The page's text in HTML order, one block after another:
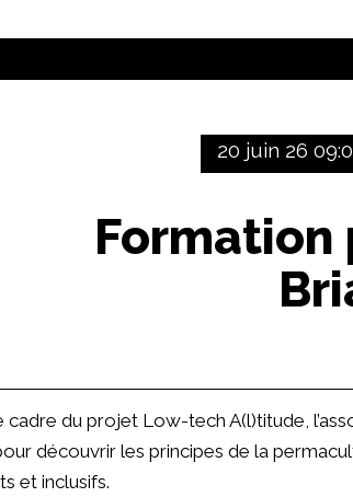
20 juin 26
cadre du projet Low-tech A(l)titude,
découvrir les principes de la
et inclusifs.